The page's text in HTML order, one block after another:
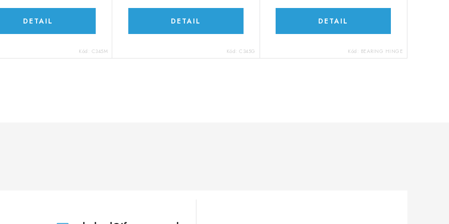
DETAIL
Kód: C345M
DETAIL
Kód: C345G
DETAIL
Kód: BEARING HINGE